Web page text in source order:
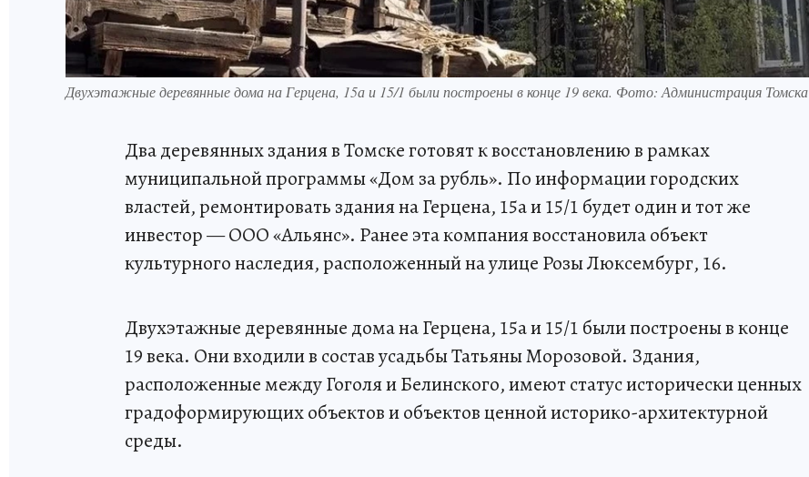
Двухэтажные деревянные дома на Герцена, 15а и 15/1 были построены в конце 19 века. Фото: Администрация Томска
Два деревянных здания в Томске готовят к восстановлению в рамках
муниципальной программы «Дом за рубль». По информации городских
властей, ремонтировать здания на Герцена, 15а и 15/1 будет один и тот же
инвестор — ООО «Альянс». Ранее эта компания восстановила объект
культурного наследия, расположенный на улице Розы Люксембург, 16.
Двухэтажные деревянные дома на Герцена, 15а и 15/1 были построены в конце
19 века. Они входили в состав усадьбы Татьяны Морозовой. Здания,
расположенные между Гоголя и Белинского, имеют статус исторически ценных
градоформирующих объектов и объектов ценной историко-архитектурной
среды.